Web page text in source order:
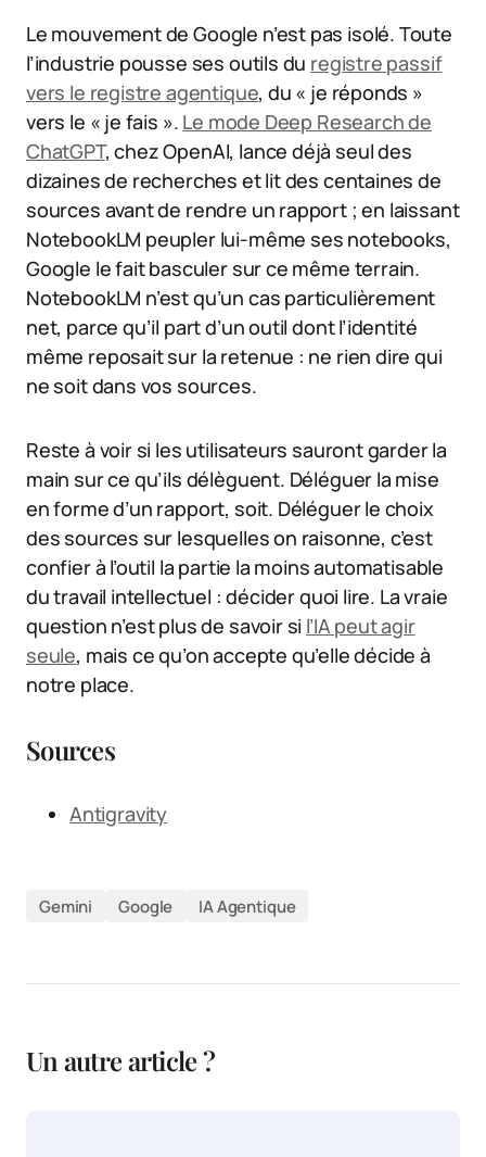
Le mouvement de Google n’est pas isolé. Toute
l’industrie pousse ses outils du registre passif
vers le registre agentique, du « je réponds »
vers le « je fais ». Le mode Deep Research de
ChatGPT, chez OpenAI, lance déjà seul des
dizaines de recherches et lit des centaines de
sources avant de rendre un rapport ; en laissant
NotebookLM peupler lui-même ses notebooks,
Google le fait basculer sur ce même terrain.
NotebookLM n’est qu’un cas particulièrement
net, parce qu’il part d’un outil dont l’identité
même reposait sur la retenue : ne rien dire qui
ne soit dans vos sources.
Reste à voir si les utilisateurs sauront garder la
main sur ce qu’ils délèguent. Déléguer la mise
en forme d’un rapport, soit. Déléguer le choix
des sources sur lesquelles on raisonne, c’est
confier à l’outil la partie la moins automatisable
du travail intellectuel : décider quoi lire. La vraie
question n’est plus de savoir si l’IA peut agir
seule, mais ce qu’on accepte qu’elle décide à
notre place.
Sources
Antigravity
Gemini Google IA Agentique
Un autre article ?